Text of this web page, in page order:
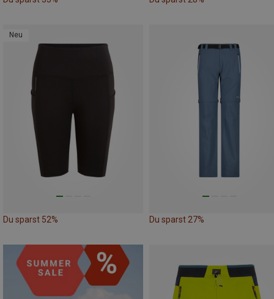
Neu
Du sparst 52% Du sparst 27%